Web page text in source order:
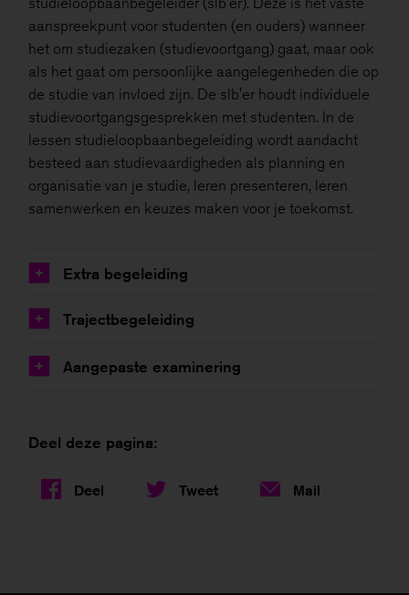
aanspreekpunt voor studenten (en ouders) wanneer
het om studiezaken (studievoortgang) gaat, maar ook
als het gaat om persoonlijke aangelegenheden die op
de studie van invloed zijn. De slb'er houdt individuele
studievoortgangsgesprekken met studenten. In de
lessen studieloopbaanbegeleiding wordt aandacht
besteed aan studievaardigheden als planning en
organisatie van je studie, leren presenteren, leren
samenwerken en keuzes maken voor je toekomst.
+ Extra begeleiding
+ Trajectbegeleiding
+ Aangepaste examinering
Deel deze pagina:
Deel Tweet Mail